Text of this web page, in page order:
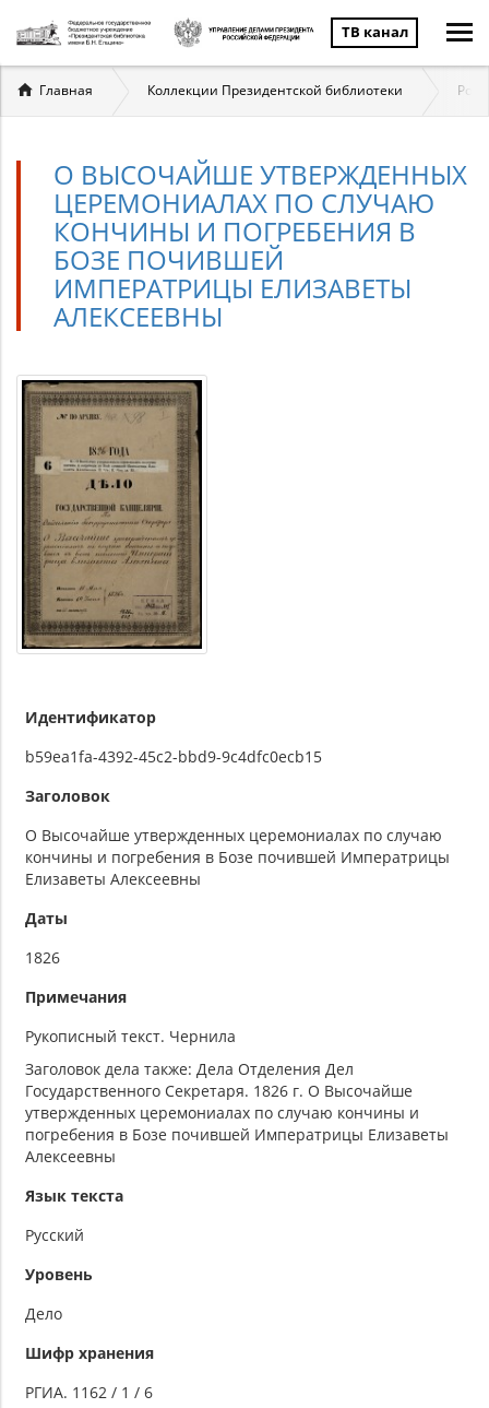
ТВ канал
Вы
здесь
Главная Коллекции Президентской библиотеки
О ВЫСОЧАЙШЕ УТВЕРЖДЕННЫХ
ЦЕРЕМОНИАЛАХ ПО СЛУЧАЮ
КОНЧИНЫ И ПОГРЕБЕНИЯ В
БОЗЕ ПОЧИВШЕЙ
ИМПЕРАТРИЦЫ ЕЛИЗАВЕТЫ
АЛЕКСЕЕВНЫ
Идентификатор
b59ea1fa-4392-45c2-bbd9-9c4dfc0ecb15
Заголовок
О Высочайше утвержденных церемониалах по случаю
кончины и погребения в Бозе почившей Императрицы
Елизаветы Алексеевны
Даты
1826
Примечания
Рукописный текст. Чернила
Заголовок дела также: Дела Отделения Дел
Государственного Секретаря. 1826 г. О Высочайше
утвержденных церемониалах по случаю кончины и
погребения в Бозе почившей Императрицы Елизаветы
Алексеевны
Язык текста
Русский
Уровень
Дело
Шифр хранения
РГИА. 1162 / 1 / 6